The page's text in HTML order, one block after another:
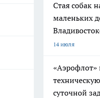
Стая собак
маленьких
14 июля
«Аэрофлот»
суточной